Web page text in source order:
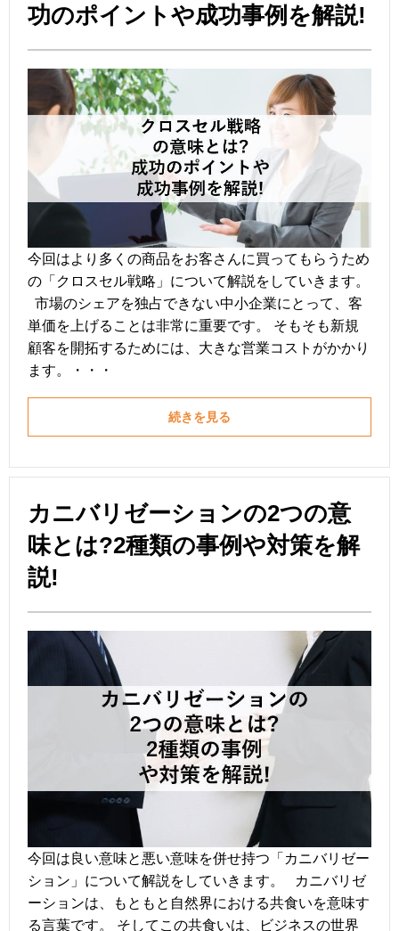
功のポイントや成功事例を解説!
今回はより多くの商品をお客さんに買ってもらうため
の「クロスセル戦略」について解説をしていきます。
市場のシェアを独占できない中小企業にとって、客
単価を上げることは非常に重要です。 そもそも新規
顧客を開拓するためには、大きな営業コストがかかり
ます。・・・
続きを見る
カニバリゼーションの2つの意
味とは?2種類の事例や対策を解
説!
今回は良い意味と悪い意味を併せ持つ「カニバリゼー
ション」について解説をしていきます。 カニバリゼ
ーションは、もともと自然界における共食いを意味す
る言葉です。 そしてこの共食いは、ビジネスの世界